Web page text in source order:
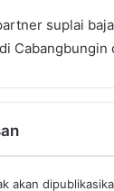
suplai
Cabangbungin
akan